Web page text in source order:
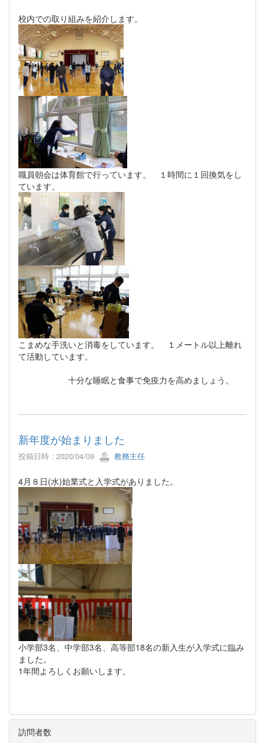
校内での取り組みを紹介します。
職員朝会は体育館で行っています。 １時間に１回換気をし
ています。
こまめな手洗いと消毒をしています。 １メートル以上離れ
て活動しています。
十分な睡眠と食事で免疫力を高めましょう。
新年度が始まりました
投稿日時 : 2020/04/09 教務主任
4月８日(水)始業式と入学式がありました。
小学部3名、中学部3名、高等部18名の新入生が入学式に臨み
ました。
1年間よろしくお願いします。
訪問者数